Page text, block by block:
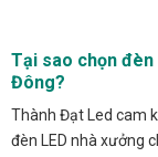
Tại sao chọn đèn
Đông?
Thành Đạt Led cam
đèn LED nhà xưởng